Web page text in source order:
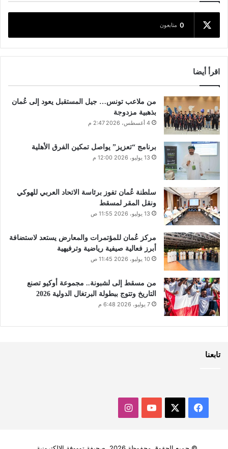
0 متابعون
اقرأ أيضا
من ملاعب تونس… جيل المستقبل يعود إلى عُمان
بذهبية مزدوجة
4 أغسطس، 2026 2:47 م
برنامج “تعزيز” يواصل تمكين الفرق الأهلية
13 يوليو، 2026 12:00 م
سلطنة عُمان تفوز برئاسة الاتحاد العربي للهوكي
ونقل المقر لمسقط
13 يوليو، 2026 11:55 ص
مركز عُمان للمؤتمرات والمعارض يستعد لاستضافة
أبرز فعالية صيفية رياضية وترفيهية
10 يوليو، 2026 11:45 ص
من مسقط إلى لشبونة.. مجموعة أوكيو تصنع
التاريخ وتتوج ببطولة البرتغال الدولية 2026
7 يوليو، 2026 6:48 م
تابعنا
فيسبوك ‫YouTubeانستقرام